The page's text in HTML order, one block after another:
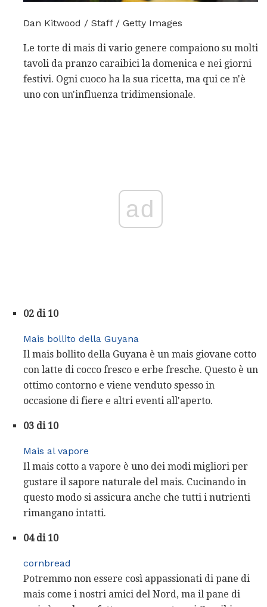
Dan Kitwood / Staff / Getty Images
Le torte di mais di vario genere compaiono su molti
tavoli da pranzo caraibici la domenica e nei giorni
festivi. Ogni cuoco ha la sua ricetta, ma qui ce n'è
uno con un'influenza tridimensionale.
ad
02 di 10
Mais bollito della Guyana
Il mais bollito della Guyana è un mais giovane cotto
con latte di cocco fresco e erbe fresche. Questo è un
ottimo contorno e viene venduto spesso in
occasione di fiere e altri eventi all'aperto.
03 di 10
Mais al vapore
Il mais cotto a vapore è uno dei modi migliori per
gustare il sapore naturale del mais. Cucinando in
questo modo si assicura anche che tutti i nutrienti
rimangano intatti.
04 di 10
cornbread
Potremmo non essere così appassionati di pane di
mais come i nostri amici del Nord, ma il pane di